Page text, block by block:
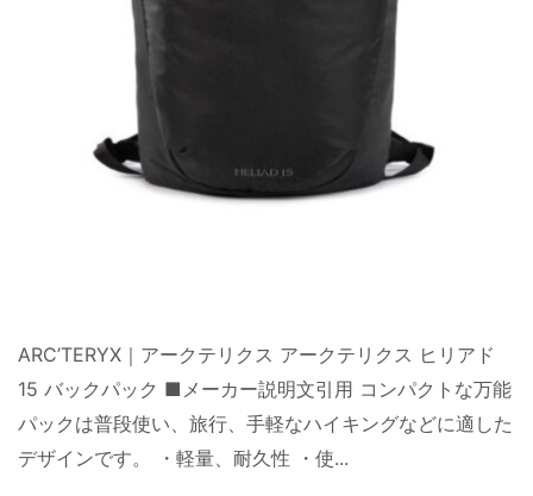
ARC’TERYX｜アークテリクス アークテリクス ヒリアド
15 バックパック ■メーカー説明文引用 コンパクトな万能
パックは普段使い、旅行、手軽なハイキングなどに適した
デザインです。 ・軽量、耐久性 ・使...